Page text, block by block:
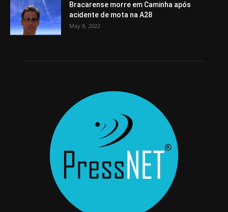
Bracarense morre em Caminha após
acidente de mota na A28
May 8, 2022